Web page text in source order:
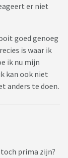
er niet
goed genoeg
is waar ik
ik nu mijn
kan ook niet
anders te doen.
prima zijn?